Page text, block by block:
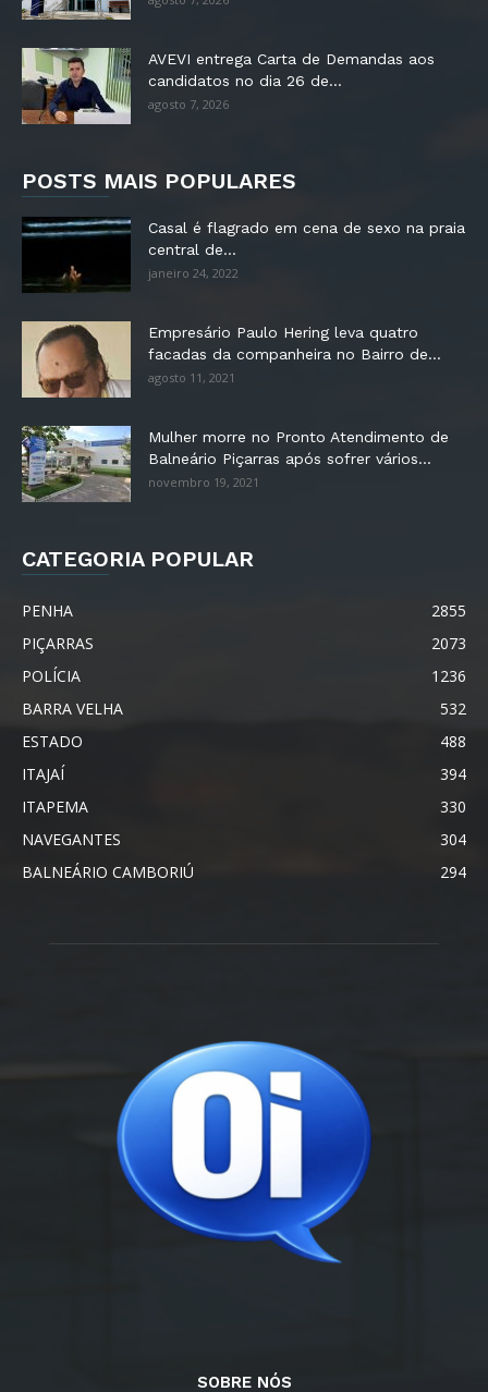
AVEVI entrega Carta de Demandas aos
candidatos no dia 26 de...
agosto 7, 2026
POSTS MAIS POPULARES
Casal é flagrado em cena de sexo na praia
central de...
janeiro 24, 2022
Empresário Paulo Hering leva quatro
facadas da companheira no Bairro de...
agosto 11, 2021
Mulher morre no Pronto Atendimento de
Balneário Piçarras após sofrer vários...
novembro 19, 2021
CATEGORIA POPULAR
PENHA
2855
PIÇARRAS
2073
POLÍCIA
1236
BARRA VELHA
532
ESTADO
488
ITAJAÍ
394
ITAPEMA
330
NAVEGANTES
304
BALNEÁRIO CAMBORIÚ
294
SOBRE NÓS